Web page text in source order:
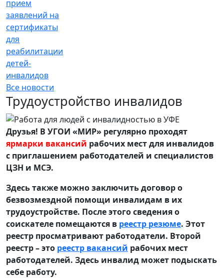
прием
заявлений на
сертификаты
для
реабилитации
детей-
инвалидов
Все новости
Трудоустройство инвалидов
Друзья! В УГОИ «МИР» регулярно проходят
ярмарки вакансий рабочих мест для инвалидов
с приглашением работодателей и специалистов
ЦЗН и МСЭ.
Здесь также можно заключить договор о
безвозмездной помощи инвалидам в их
трудоустройстве. После этого сведения о
соискателе помещаются в реестр резюме. Этот
реестр просматривают работодатели. Второй
реестр – это реестр вакансий рабочих мест
работодателей. Здесь инвалид может подыскать
себе работу.